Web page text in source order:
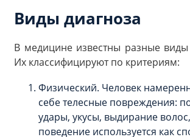
Виды диагноза
В медицине известны разные виды
Их классифицируют по критериям:
Физический. Человек
себе телесные повреждения:
удары, укусы, выдирание
поведение используется как